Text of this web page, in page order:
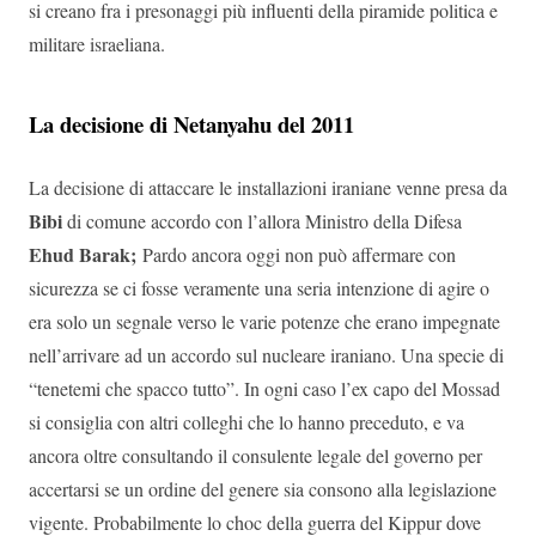
si creano fra i presonaggi più influenti della piramide politica e
militare israeliana.
La decisione di Netanyahu del 2011
La decisione di attaccare le installazioni iraniane venne presa da
Bibidi comune accordo con l’allora Ministro della Difesa
Ehud Barak; Pardo ancora oggi non può affermare con
sicurezza se ci fosse veramente una seria intenzione di agire o
era solo un segnale verso le varie potenze che erano impegnate
nell’arrivare ad un accordo sul nucleare iraniano. Una specie di
“tenetemi che spacco tutto”. In ogni caso l’ex capo del Mossad
si consiglia con altri colleghi che lo hanno preceduto, e va
ancora oltre consultando il consulente legale del governo per
accertarsi se un ordine del genere sia consono alla legislazione
vigente. Probabilmente lo choc della guerra del Kippur dove